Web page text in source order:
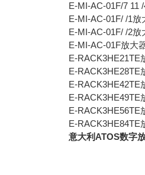
E-MI-AC-01F/7 11
E-MI-AC-01F/ /1
E-MI-AC-01F/ /2
E-MI-AC-01F放大
E-RACK3HE21TE
E-RACK3HE28TE
E-RACK3HE42TE
E-RACK3HE49TE
E-RACK3HE56TE
E-RACK3HE84TE
意大利ATOS数字